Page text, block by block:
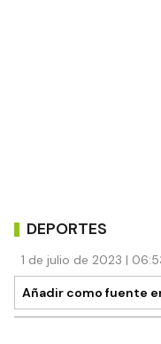
DEPORTES
1 de julio de 2023 |
Añadir como fuente